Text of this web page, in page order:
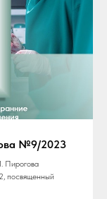
№9/2023
Пирогова
посвященный